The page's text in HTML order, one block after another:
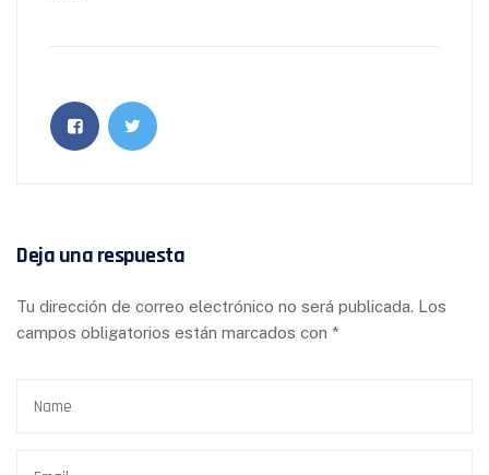
Deja una respuesta
Tu dirección de correo electrónico no será publicada. Los
campos obligatorios están marcados con *